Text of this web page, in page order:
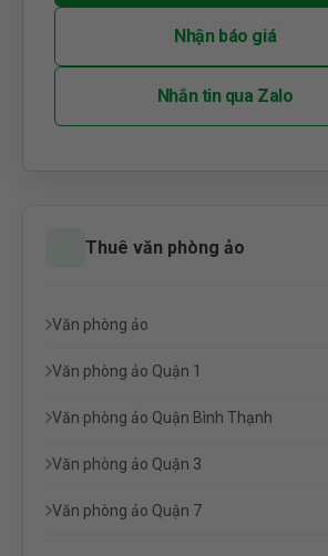
Nhận báo giá
Nhắn tin qua Zalo
Thuê văn phòng ảo
Văn phòng ảo
Văn phòng ảo Quận 1
Văn phòng ảo Quận Bình Thạnh
Văn phòng ảo Quận 3
Văn phòng ảo Quận 7